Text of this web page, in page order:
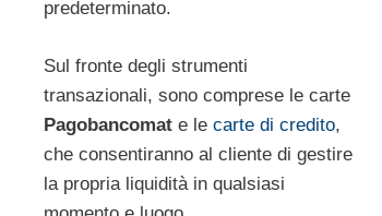
predeterminato.
Sul fronte degli strumenti
transazionali, sono comprese le carte
Pagobancomat e le carte di credito,
che consentiranno al cliente di gestire
la propria liquidità in qualsiasi